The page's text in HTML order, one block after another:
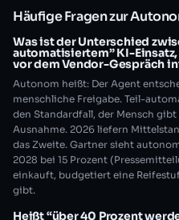
Häufige Fragen zur
Was ist der Unterschied
automatisiertem” KI-
vor dem Vendor-Gespräch
Autonom heißt: Der Agent
menschliche Freigabe. Teil-
den Standardfall, der Mensch
Ausnahme. 2026 liefern
das Zweite. Gartner sieht
2028 bei 15 Prozent
einkauft, budgetiert eine
gibt.
Heißt “über 40 Prozent